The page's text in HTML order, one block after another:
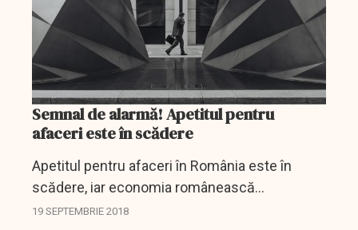
Semnal de alarmă! Apetitul pentru
afaceri este în scădere
Apetitul pentru afaceri în România este în
scădere, iar economia românească
funcţionează precum o maşină cu frâna de
19 SEPTEMBRIE 2018